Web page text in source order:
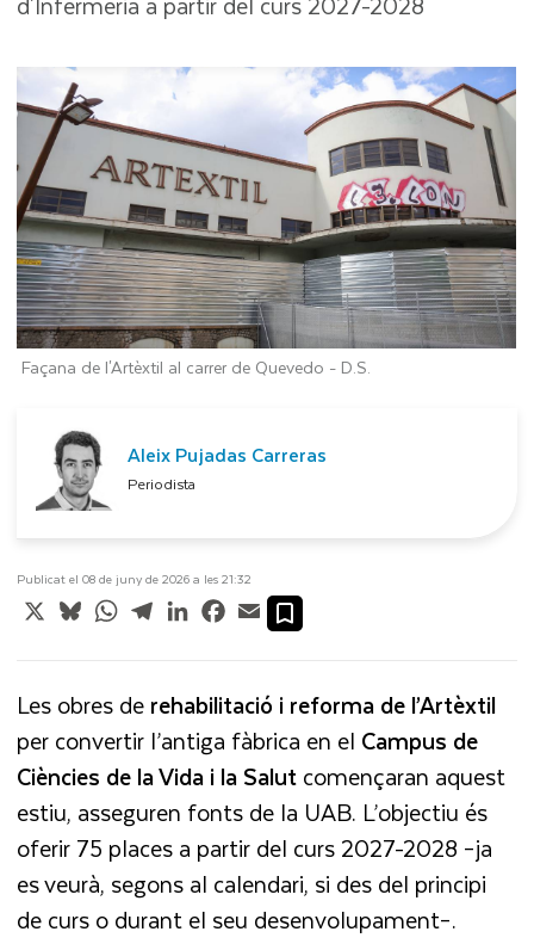
Façana de l'Artèxtil al carrer de Quevedo - D.S.
Aleix Pujadas Carreras
Periodista
Publicat el 08 de juny de 2026 a les 21:32
X BlueskyWhatsApp
TelegramLinkedInFacebook
Email
Les obres derehabilitació i reforma de l’Artèxtil
per convertir l’antiga fàbrica en el Campus de
Ciències de la Vida i la Salutcomençaran aquest
estiu, asseguren fonts de la UAB. L’objectiu és
oferir 75 places a partir del curs 2027-2028 –ja
es veurà, segons al calendari, si des del principi
de curs o durant el seu desenvolupament–.